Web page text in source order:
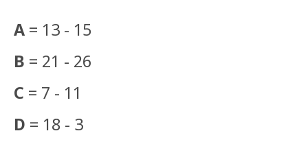
A = 13 - 15
B = 21 - 26
C = 7 - 11
D = 18 - 3